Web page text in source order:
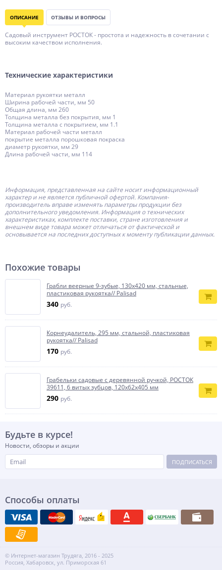
ОПИСАНИЕ ОТЗЫВЫ И ВОПРОСЫ
Садовый инструмент РОСТОК - простота и надежность в сочетании с
высоким качеством исполнения.
Технические характеристики
Материал рукоятки металл
Ширина рабочей части, мм 50
Общая длина, мм 260
Толщина металла без покрытия, мм 1
Толщина металла с покрытием, мм 1.1
Материал рабочей части металл
покрытие металла порошковая покраска
диаметр рукоятки, мм 29
Длина рабочей части, мм 114
Информация, представленная на сайте носит информационный
характер и не является публичной офертой. Компания-
производитель вправе изменять параметры продукции без
дополнительного уведомления. Информация о технических
характеристиках, комплекте поставки, стране изготовления и
внешнем виде товара может отличаться от фактической и
основывается на последних доступных к моменту публикации данных.
Похожие товары
Грабли веерные 9-зубые, 130х420 мм, стальные,
пластиковая рукоятка// Palisad
340 руб.
Корнеудалитель, 295 мм, стальной, пластиковая
рукоятка// Palisad
170 руб.
Грабельки садовые с деревянной ручкой, РОСТОК
39611, 6 витых зубцов, 120x62x405 мм
290 руб.
Будьте в курсе!
Новости, обзоры и акции
ПОДПИСАТЬСЯ
Способы оплаты
© Интернет-магазин Трудяга, 2016 - 2025
Россия, Хабаровск, ул. Приморская 61